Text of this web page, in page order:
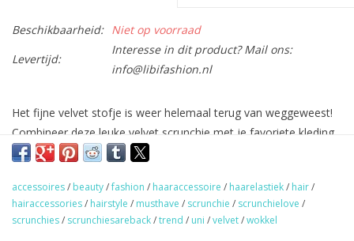
Beschikbaarheid: Niet op voorraad
Levertijd:
Interesse in dit product? Mail ons:
info@libifashion.nl
Het fijne velvet stofje is weer helemaal terug van weggeweest!
Combineer deze leuke velvet scrunchie met je favoriete kleding
en je outfit is compleet!
TIP: Scrunchies zijn niet alleen leuk om in je haar te dragen,
maar ze staan ook super leuk om je pols.
accessoires/ beauty/fashion / haaraccessoire / haarelastiek/ hair/
hairaccessories/ hairstyle / musthave / scrunchie / scrunchielove /
scrunchies/ scrunchiesareback/trend / uni /velvet/wokkel